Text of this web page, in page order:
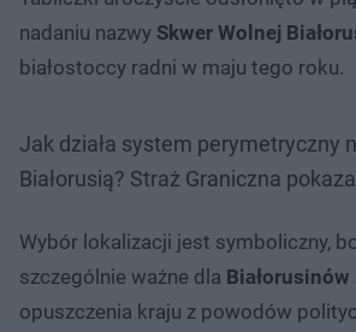
nadaniu nazwy Skwer Wolnej
białostoccy radni w maju tego roku.
Jak działa system perymetryczny
Białorusią? Straż Graniczna
Wybór lokalizacji jest symboliczny,
szczególnie ważne dla Białorusinów
opuszczenia kraju z powodów